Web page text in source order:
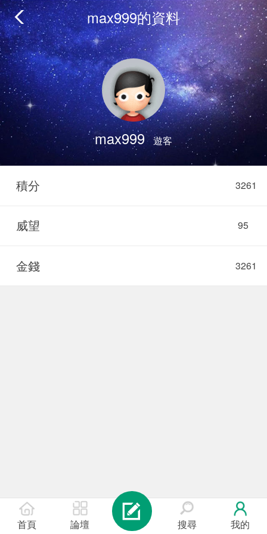
max999的資料
max999 遊客
3261
積分
95
威望
3261
金錢
首頁 論壇 搜尋 我的